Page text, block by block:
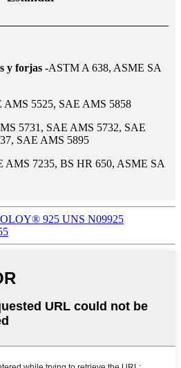
y forjas -ASTM A 638, ASME SA
AMS 5525, SAE AMS 5858
5731, SAE AMS 5732, SAE
SAE AMS 5895
AMS 7235, BS HR 650, ASME SA
925 UNS N09925